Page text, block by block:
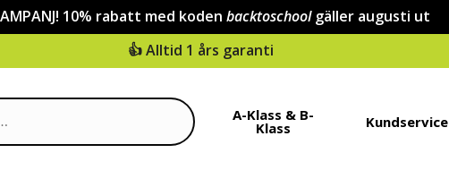
10% rabatt med koden backtoschool gäller augusti ut
👍 Alltid 1 års garanti
A-Klass & B-
Klass Kundservice